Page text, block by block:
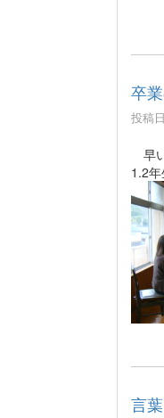
卒
投稿
早
1.2
言